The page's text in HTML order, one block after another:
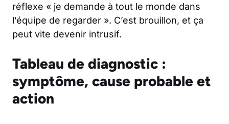
réflexe « je demande à tout le monde dans
l’équipe de regarder ». C’est brouillon, et ça
peut vite devenir intrusif.
Tableau de diagnostic :
symptôme, cause probable et
action